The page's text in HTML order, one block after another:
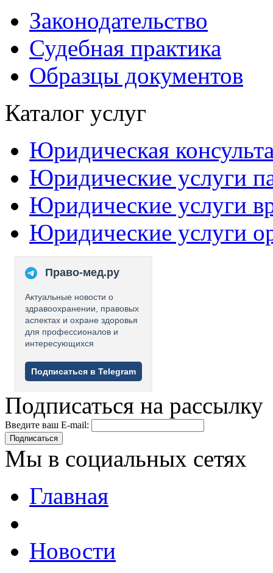
Законодательство
Судебная практика
Образцы документов
Каталог услуг
Юридическая
Юридические услуги
Юридические услуги
Юридические услуги
Право-мед.ру
Актуальные новости о
здравоохранении, правовых
аспектах и охране здоровья
для профессионалов и
интересующихся
Подписаться в Telegram
Подписаться на рассылку
Введите ваш E-mail:
Подписаться
Мы в социальных сетях
Главная
Новости